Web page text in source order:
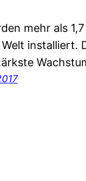
mehr als
installiert.